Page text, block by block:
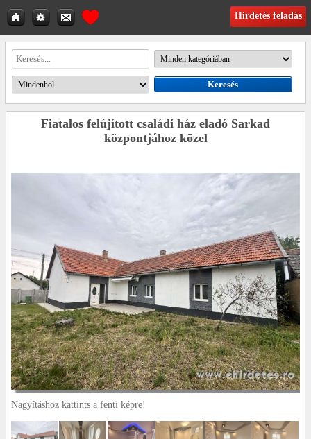
Hirdetés feladás
Fiatalos felújított családi ház eladó Sarkad
központjához közel
Nagyításhoz kattints a fenti képre!